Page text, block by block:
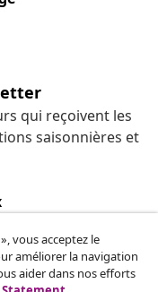
qui reçoivent les
saisonnières et
vous acceptez le
améliorer la navigation
aider dans nos efforts